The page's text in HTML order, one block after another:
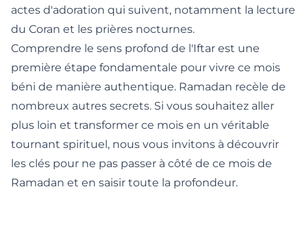
actes d'adoration qui suivent, notamment la lecture
du Coran et les prières nocturnes.
Comprendre le sens profond de l'Iftar est une
première étape fondamentale pour vivre ce mois
béni de manière authentique. Ramadan recèle de
nombreux autres secrets. Si vous souhaitez aller
plus loin et transformer ce mois en un véritable
tournant spirituel, nous vous invitons à découvrir
les clés pour ne pas passer à côté de ce mois de
Ramadan et en saisir toute la profondeur.